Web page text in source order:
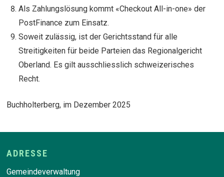
Als Zahlungslösung kommt «Checkout All-in-one» der
PostFinance zum Einsatz.
Soweit zulässig, ist der Gerichtsstand für alle
Streitigkeiten für beide Parteien das Regionalgericht
Oberland. Es gilt ausschliesslich schweizerisches
Recht.
Buchholterberg, im Dezember 2025
Footer
ADRESSE
Gemeindeverwaltung